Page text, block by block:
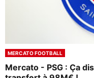
MERCATO FOOTBALL
Mercato - PSG : Ça